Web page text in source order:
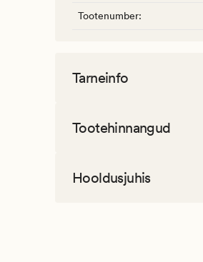
Tootenumber:
Tarneinfo
Tootehinnangud
Hooldusjuhis